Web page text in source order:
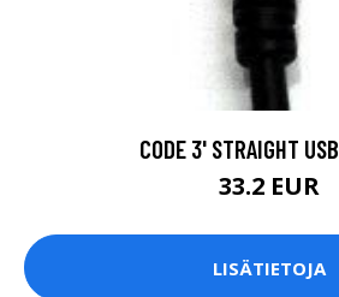
CODE 3' STRAIGHT
33.2 EUR
LISÄTIETOJA